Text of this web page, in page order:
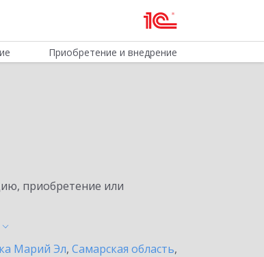
Приобретение и внедрение
приобретение или
Марий Эл, Самарская область,